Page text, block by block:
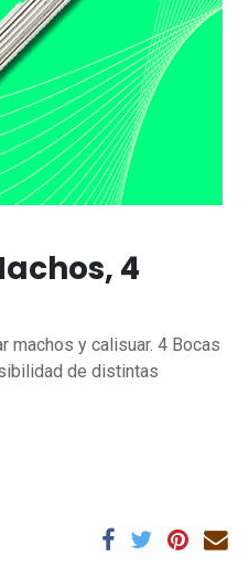
4
machos y calisuar. 4 Bocas
de distintas